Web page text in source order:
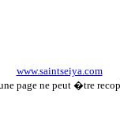
www.saintseiya.com
page ne peut �tre